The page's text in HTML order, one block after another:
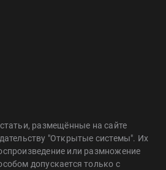
размещённые на сайте
"Открытые системы". Их
или размножение
допускается только с